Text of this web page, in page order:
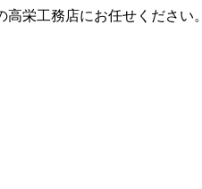
栄工務店にお任せください。